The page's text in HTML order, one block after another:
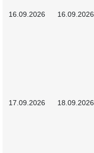
16.09.2026 16.09.2026
17.09.2026 18.09.2026